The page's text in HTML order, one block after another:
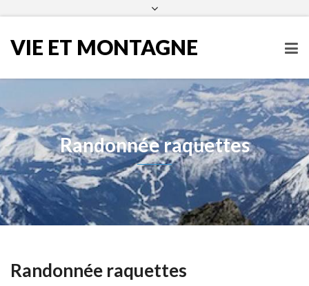
infos@vieetmontagne.org
VIE ET MONTAGNE
Randonnée raquettes
Randonnée raquettes